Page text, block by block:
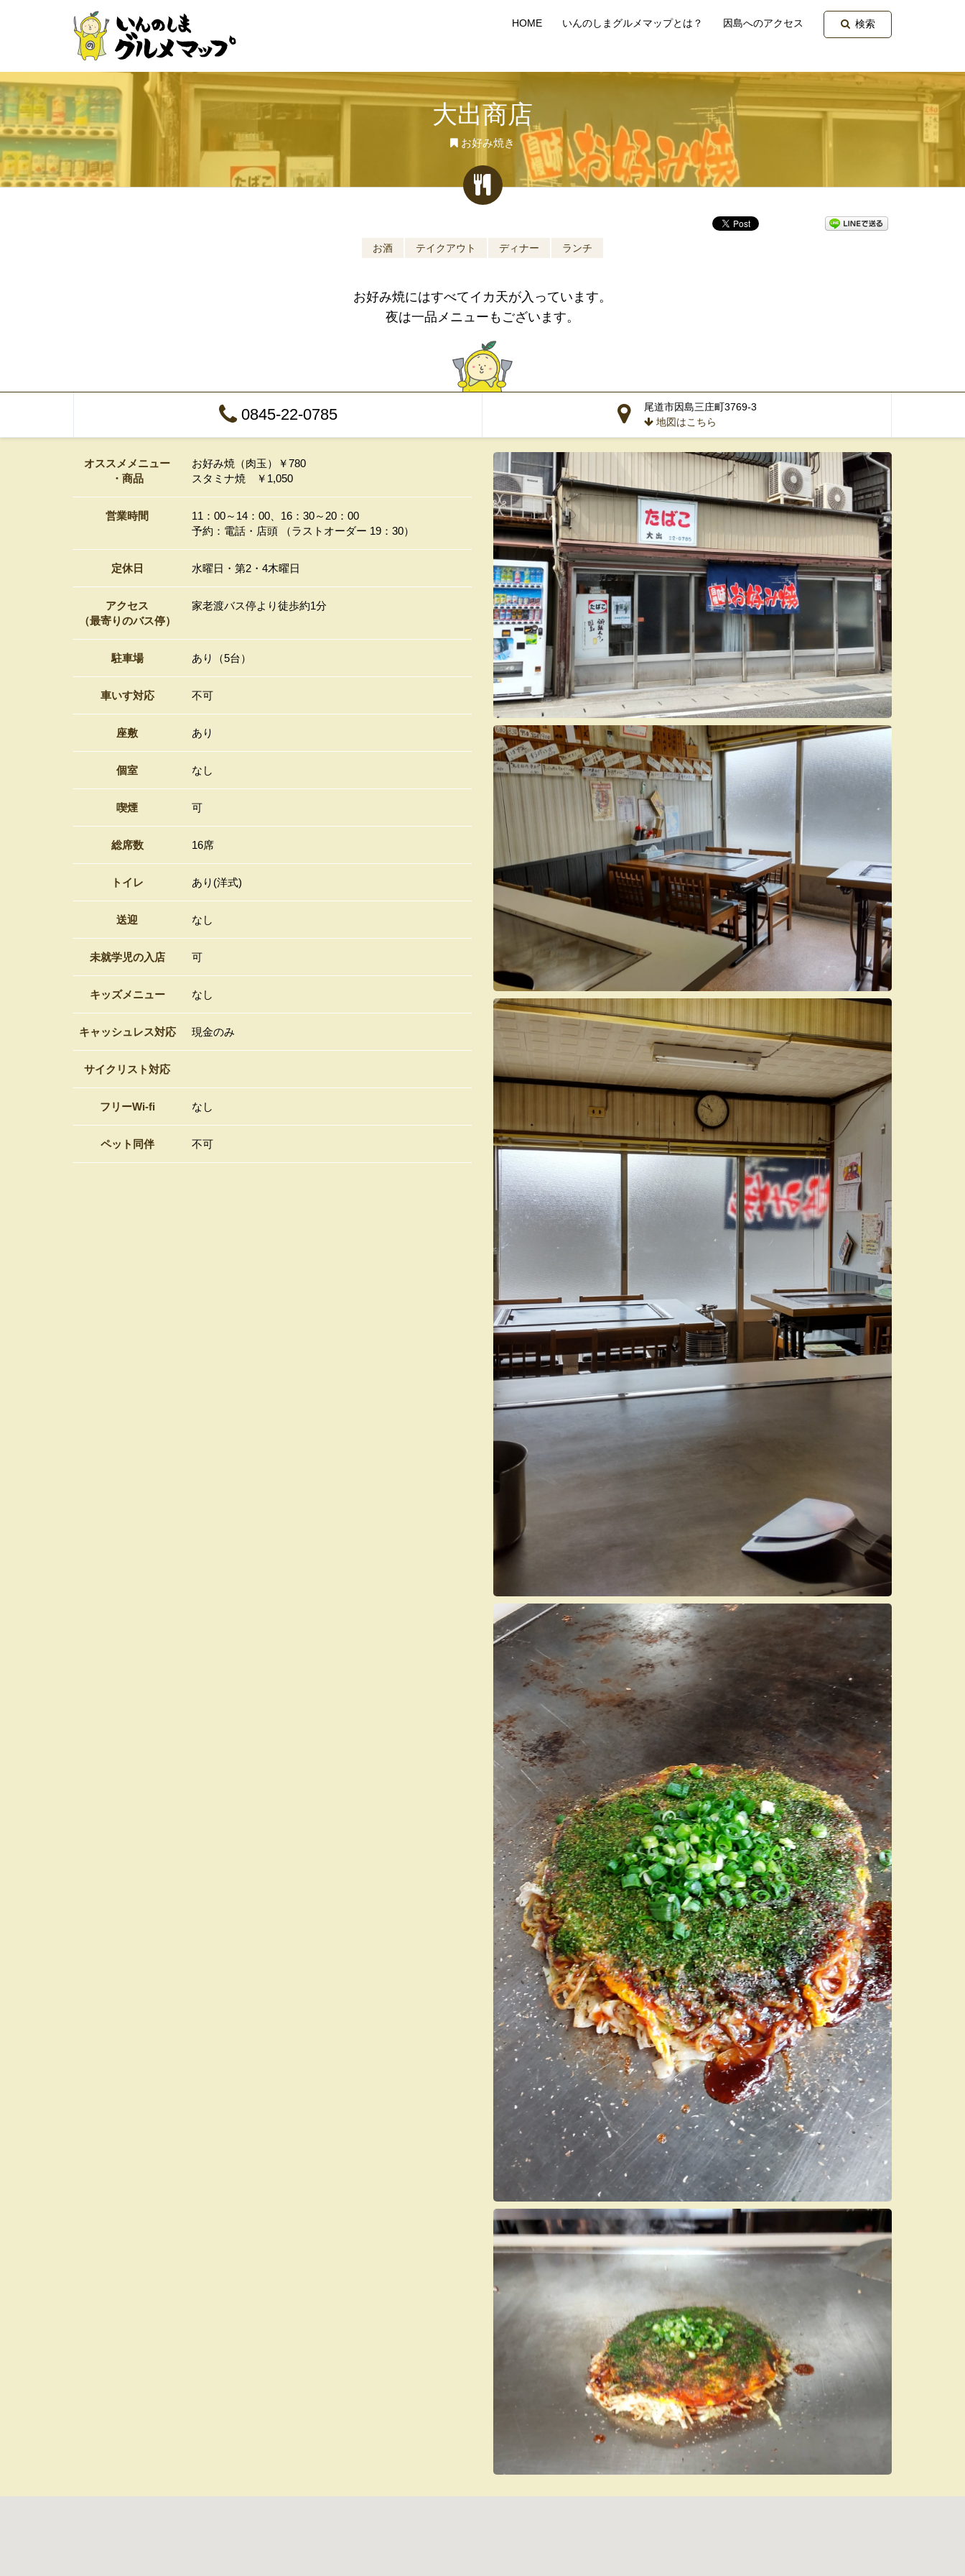
HOME いんのしまグルメマップとは？ 因島へのアクセス 検索
大出商店
お好み焼き
お酒 テイクアウト ディナー ランチ
お好み焼にはすべてイカ天が入っています。
夜は一品メニューもございます。
0845-22-0785
尾道市因島三庄町3769-3
地図はこちら
オススメメニュー
・商品
お好み焼（肉玉）￥780
スタミナ焼 ￥1,050
営業時間
11：00～14：00、16：30～20：00
予約：電話・店頭 （ラストオーダー 19：30）
定休日 水曜日・第2・4木曜日
アクセス
（最寄りのバス停）
家老渡バス停より徒歩約1分
駐車場 あり（5台）
車いす対応 不可
座敷 あり
個室 なし
喫煙 可
総席数 16席
トイレ あり(洋式)
送迎 なし
未就学児の入店 可
キッズメニュー なし
キャッシュレス対応 現金のみ
サイクリスト対応
フリーWi-fi なし
ペット同伴 不可